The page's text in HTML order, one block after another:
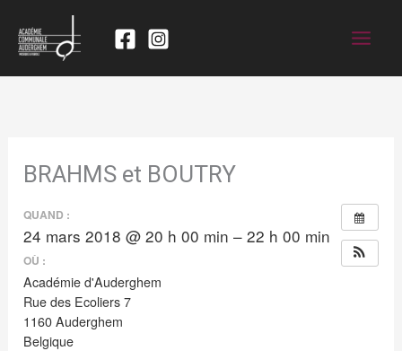
BRAHMS et BOUTRY
QUAND :
24 mars 2018 @ 20 h 00 min – 22 h 00 min
OÙ :
Académie d'Auderghem
Rue des Ecoliers 7
1160 Auderghem
Belgique